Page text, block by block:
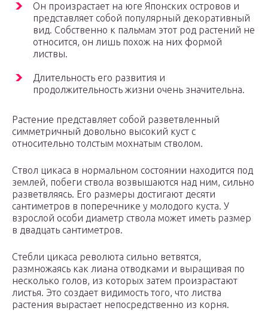
Он произрастает на юге Японских островов и
представляет собой популярный декоративный
вид. Собственно к пальмам этот род растений не
относится, он лишь похож на них формой
листвы.
Длительность его развития и
продолжительность жизни очень значительна.
Растение представляет собой разветвленный
симметричный довольно высокий куст с
относительно толстым мохнатым стволом.
Ствол цикаса в нормальном состоянии находится под
землей, побеги ствола возвышаются над ним, сильно
разветвляясь. Его размеры достигают десяти
сантиметров в поперечнике у молодого куста. У
взрослой особи диаметр ствола может иметь размер
в двадцать сантиметров.
Стебли цикаса революта сильно ветвятся,
размножаясь как лиана отводками и выращивая по
несколько голов, из которых затем произрастают
листья. Это создает видимость того, что листва
растения вырастает непосредственно из корня.